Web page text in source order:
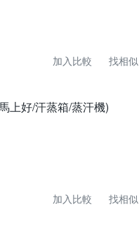
加入比較 找相似
上好/汗蒸箱/蒸汗機)
加入比較 找相似